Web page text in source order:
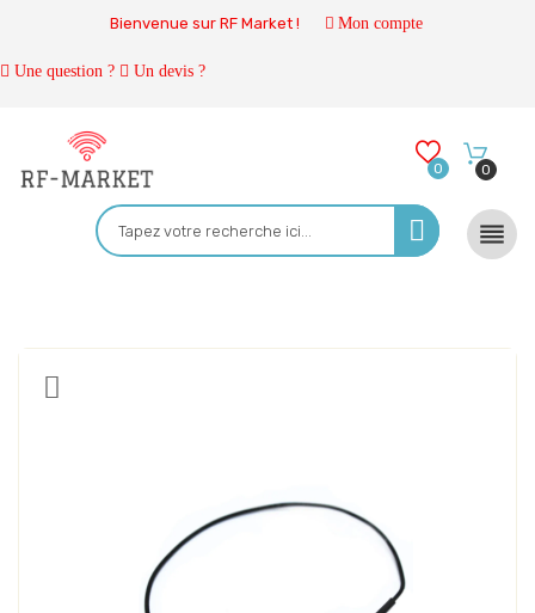
Bienvenue sur RF Market ! Mon compte
Une question ? Un devis ?
0 0
